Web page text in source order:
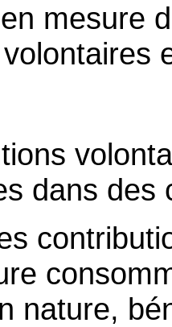
en mesure
dans des
nature,